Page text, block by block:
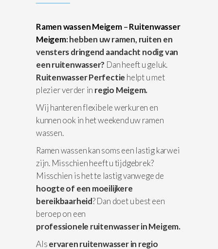
Ramen wassen Meigem–Ruitenwasser
Meigem: hebben uw ramen, ruiten en
vensters dringend aandacht nodig van
een ruitenwasser? Dan heeft u geluk.
Ruitenwasser Perfectie helpt u met
plezier verder in regio Meigem.
Wij hanteren flexibele werkuren en
kunnen ook in het weekend uw ramen
wassen.
Ramen wassen kan soms een lastig karwei
zijn. Misschien heeft u tijdgebrek?
Misschien is het te lastig vanwege de
hoogte of een moeilijkere
bereikbaarheid? Dan doet u best een
beroep on een
professionele ruitenwasser in Meigem.
Alservaren ruitenwasser in regio